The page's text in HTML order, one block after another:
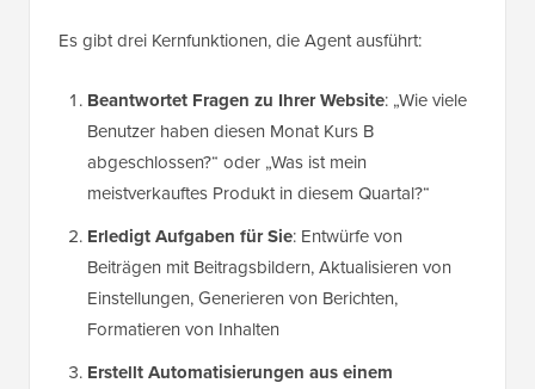
Es gibt drei Kernfunktionen, die Agent ausführt:
Beantwortet Fragen zu Ihrer Website: „Wie viele
Benutzer haben diesen Monat Kurs B
abgeschlossen?“ oder „Was ist mein
meistverkauftes Produkt in diesem Quartal?“
Erledigt Aufgaben für Sie: Entwürfe von
Beiträgen mit Beitragsbildern, Aktualisieren von
Einstellungen, Generieren von Berichten,
Formatieren von Inhalten
Erstellt Automatisierungen aus einem